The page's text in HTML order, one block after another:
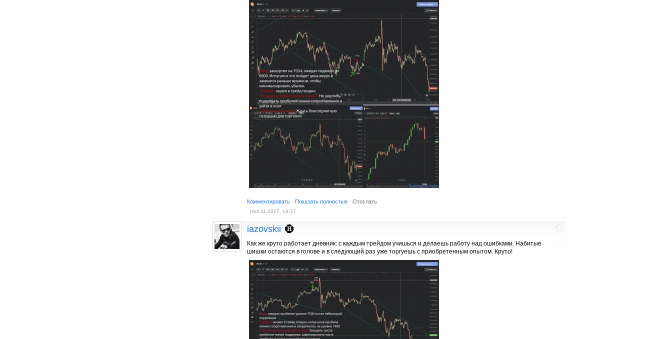
Комментировать · Показать полностью · Отослать
Ноя 11 2017, 19:37
iazovskii
Как же круто работает дневник: с каждым трейдом учишься и делаешь работу над ошибками. Набитые
шишки остаются в голове и в следующий раз уже торгуешь с приобретенным опытом. Круто!